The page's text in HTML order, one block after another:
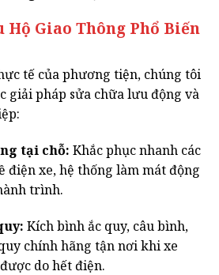
Hộ Giao Thông Phổ Biến
tế của phương tiện, chúng tôi
giải pháp sửa chữa lưu động và
tại chỗ: Khắc phục nhanh các
điện xe, hệ thống làm mát động
trình.
Kích bình ắc quy, câu bình,
chính hãng tận nơi khi xe
do hết điện.